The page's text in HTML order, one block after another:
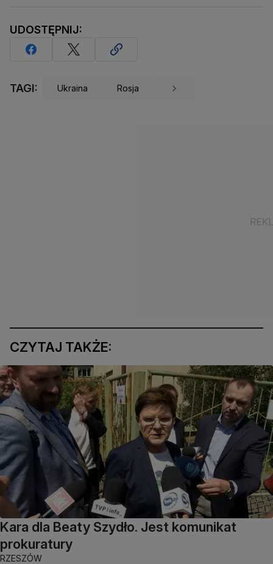
UDOSTĘPNIJ:
TAGI: Ukraina Rosja
CZYTAJ TAKŻE:
Kara dla Beaty Szydło. Jest komunikat
prokuratury
RZESZÓW